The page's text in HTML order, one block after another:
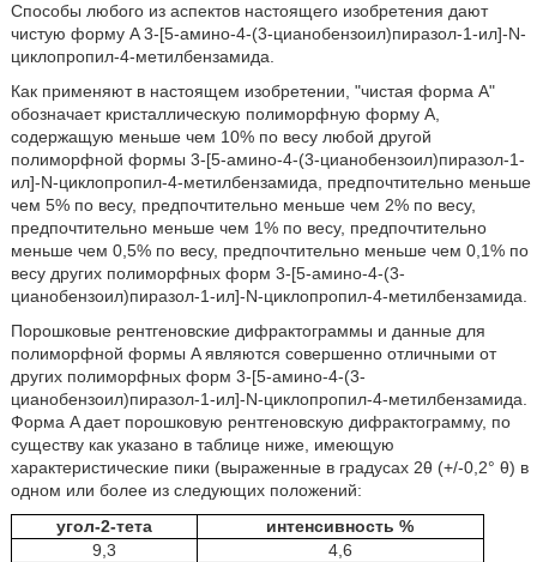
Способы любого из аспектов настоящего изобретения дают
чистую форму A 3-[5-амино-4-(3-цианобензоил)пиразол-1-ил]-N-
циклопропил-4-метилбензамида.
Как применяют в настоящем изобретении, ʺчистая форма Aʺ
обозначает кристаллическую полиморфную форму A,
содержащую меньше чем 10% по весу любой другой
полиморфной формы 3-[5-амино-4-(3-цианобензоил)пиразол-1-
ил]-N-циклопропил-4-метилбензамида, предпочтительно меньше
чем 5% по весу, предпочтительно меньше чем 2% по весу,
предпочтительно меньше чем 1% по весу, предпочтительно
меньше чем 0,5% по весу, предпочтительно меньше чем 0,1% по
весу других полиморфных форм 3-[5-амино-4-(3-
цианобензоил)пиразол-1-ил]-N-циклопропил-4-метилбензамида.
Порошковые рентгеновские дифрактограммы и данные для
полиморфной формы A являются совершенно отличными от
других полиморфных форм 3-[5-амино-4-(3-
цианобензоил)пиразол-1-ил]-N-циклопропил-4-метилбензамида.
Форма A дает порошковую рентгеновскую дифрактограмму, по
существу как указано в таблице ниже, имеющую
характеристические пики (выраженные в градусах 2θ (+/-0,2° θ) в
одном или более из следующих положений:
угол-2-тета
интенсивность %
9,3
4,6